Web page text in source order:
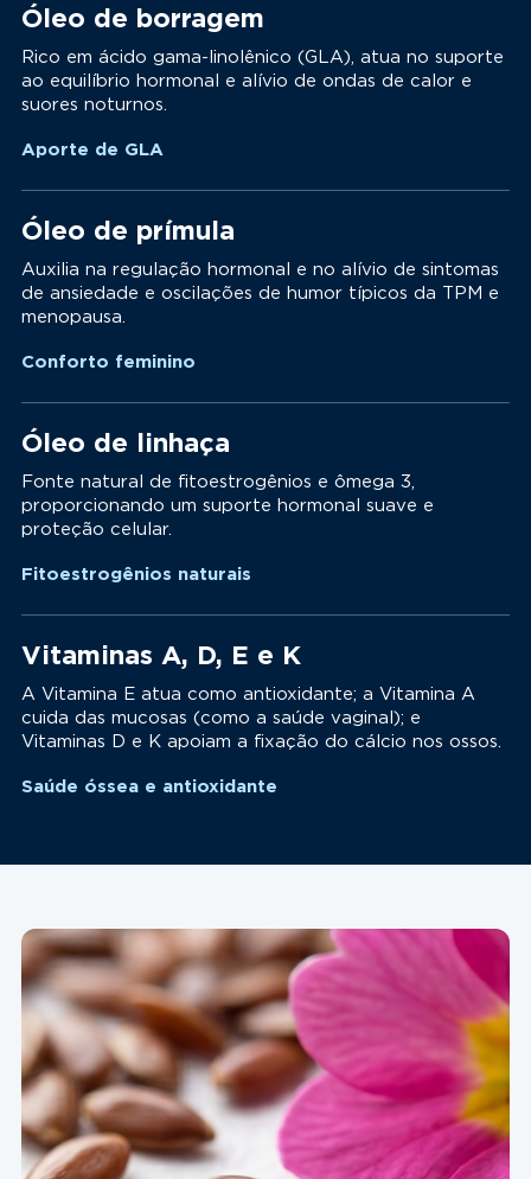
Óleo de borragem
Rico em ácido gama-linolênico (GLA), atua no suporte
ao equilíbrio hormonal e alívio de ondas de calor e
suores noturnos.
Aporte de GLA
Óleo de prímula
Auxilia na regulação hormonal e no alívio de sintomas
de ansiedade e oscilações de humor típicos da TPM e
menopausa.
Conforto feminino
Óleo de linhaça
Fonte natural de fitoestrogênios e ômega 3,
proporcionando um suporte hormonal suave e
proteção celular.
Fitoestrogênios naturais
Vitaminas A, D, E e K
A Vitamina E atua como antioxidante; a Vitamina A
cuida das mucosas (como a saúde vaginal); e
Vitaminas D e K apoiam a fixação do cálcio nos ossos.
Saúde óssea e antioxidante